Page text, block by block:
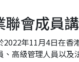
會成員
年11月4日在香
高級管理人員以及